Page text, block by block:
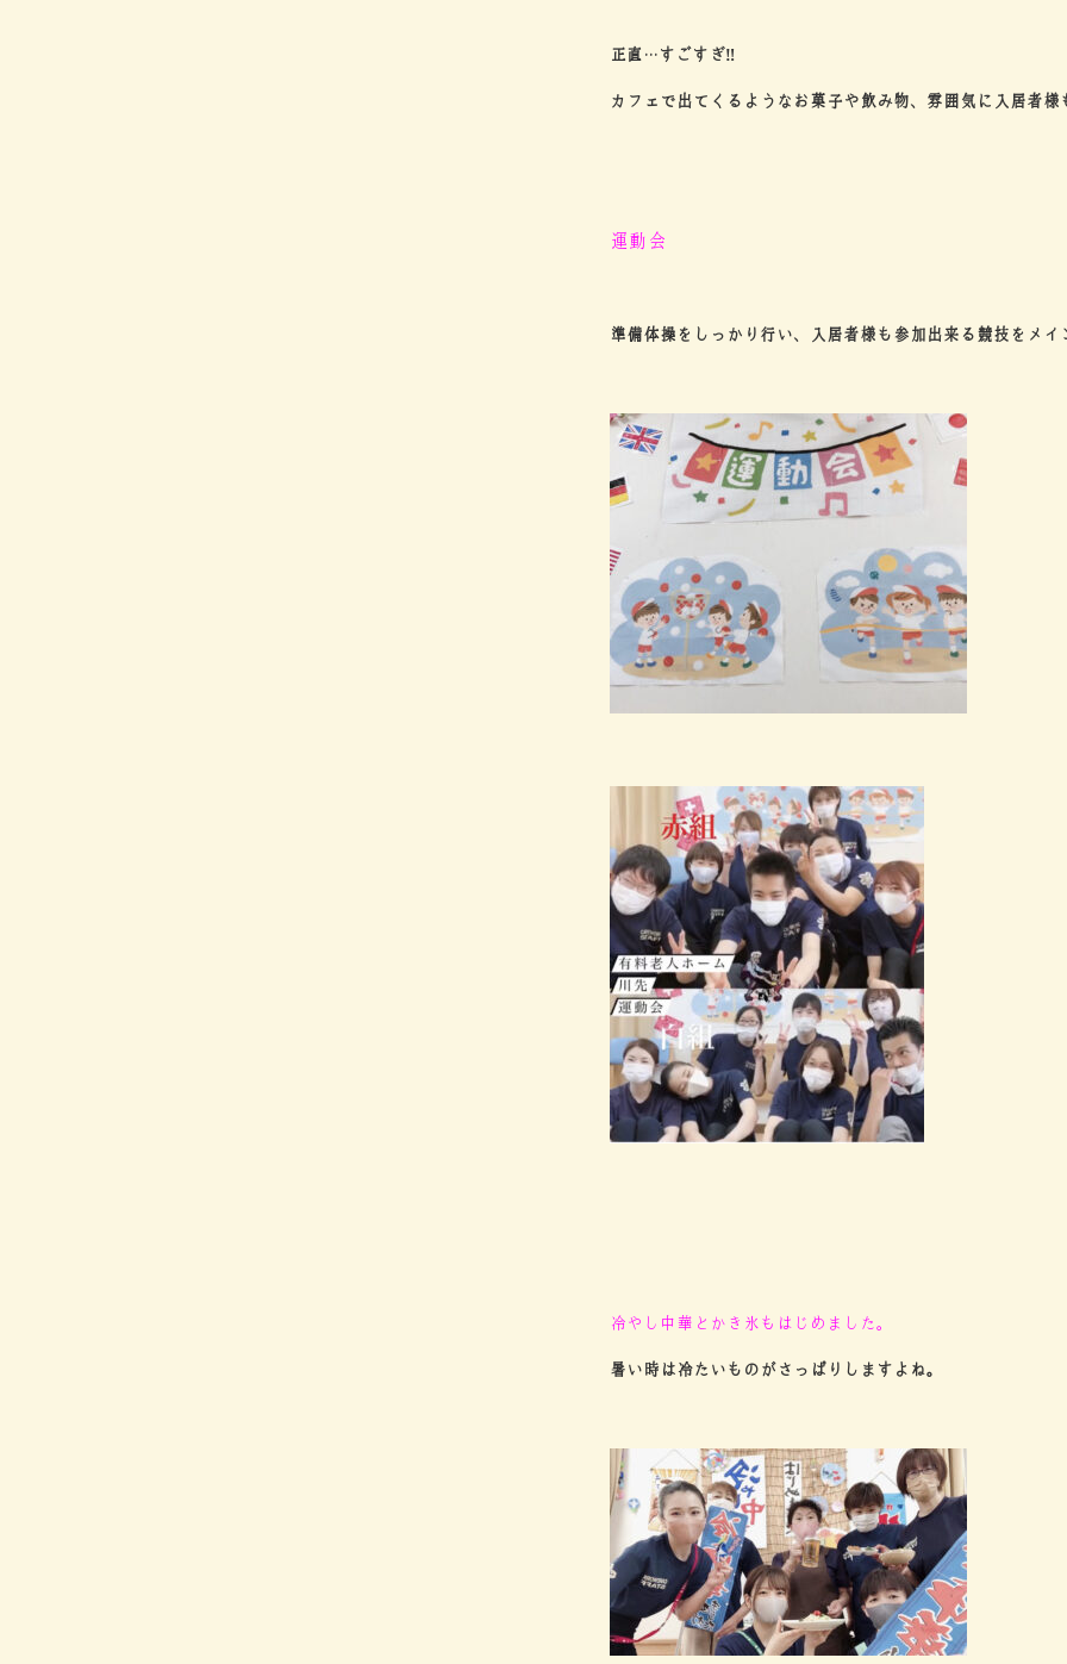
正直…すごすぎ‼︎
カフェで出てくるようなお菓子や飲み物、雰囲気に入居者
運動会
準備体操をしっかり行い、入居者様も参加出来る競技をメイ
冷やし中華とかき氷もはじめました。
暑い時は冷たいものがさっぱりしますよね。